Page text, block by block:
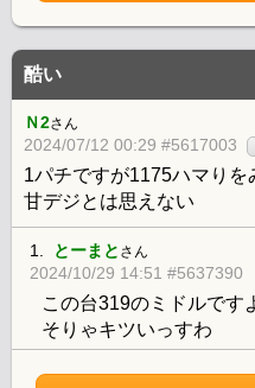
酷い
Ｎ2さん
2024/07/12 00:29 #5617003
1パチですが1175ハマりを
甘デジとは思えない
1. とーまと さん
2024/10/29 14:51 #5637390
この台319のミドルです
そりゃキツいっすわ